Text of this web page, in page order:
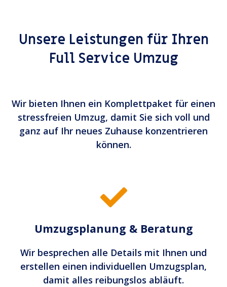
Unsere Leistungen für Ihren
Full Service Umzug
Wir bieten Ihnen ein Komplettpaket für einen
stressfreien Umzug, damit Sie sich voll und
ganz auf Ihr neues Zuhause konzentrieren
können.
Umzugsplanung & Beratung
Wir besprechen alle Details mit Ihnen und
erstellen einen individuellen Umzugsplan,
damit alles reibungslos abläuft.